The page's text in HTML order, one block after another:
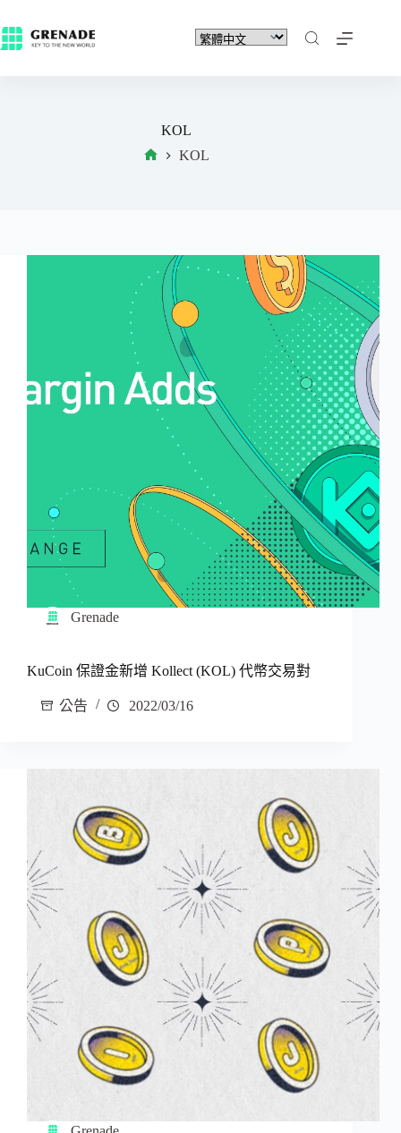
KOL
KOL
Grenade
KuCoin 保證金新增 Kollect (KOL) 代幣交易對
公告 2022/03/16